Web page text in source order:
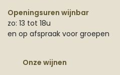
Openingsuren wijnbar
zo: 13 tot 18u
en op afspraak voor groepen
Onze wijnen